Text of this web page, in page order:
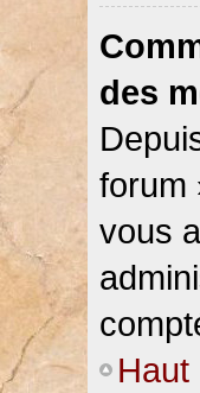
des
forum
vous
Haut